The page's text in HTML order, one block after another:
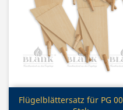
Vorschau
Flügelblättersatz für PG